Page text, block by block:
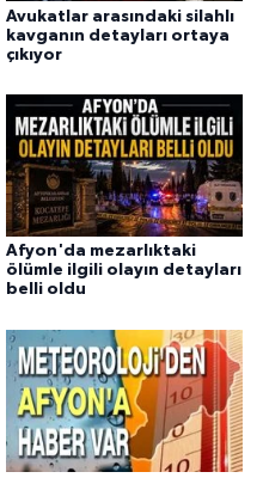
Avukatlar arasındaki silahlı
kavganın detayları ortaya
çıkıyor
Afyon'da mezarlıktaki
ölümle ilgili olayın detayları
belli oldu